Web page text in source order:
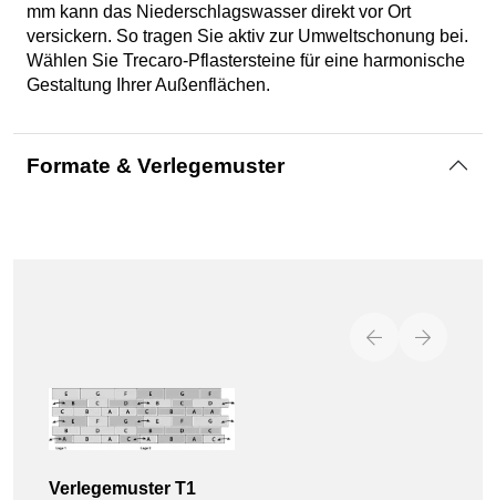
mm kann das Niederschlagswasser direkt vor Ort
versickern. So tragen Sie aktiv zur Umweltschonung bei.
Wählen Sie Trecaro-Pflastersteine für eine harmonische
Gestaltung Ihrer Außenflächen.
Formate & Verlegemuster
Verlegemuster T1